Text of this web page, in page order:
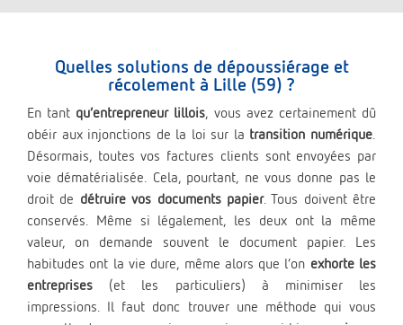
Quelles solutions de dépoussiérage et
récolement à Lille (59) ?
En tant qu’entrepreneur lillois, vous avez certainement dû
obéir aux injonctions de la loi sur la transition numérique.
Désormais, toutes vos factures clients sont envoyées par
voie dématérialisée. Cela, pourtant, ne vous donne pas le
droit de détruire vos documents papier. Tous doivent être
conservés. Même si légalement, les deux ont la même
valeur, on demande souvent le document papier. Les
habitudes ont la vie dure, même alors que l’on exhorte les
entreprises (et les particuliers) à minimiser les
impressions. Il faut donc trouver une méthode qui vous